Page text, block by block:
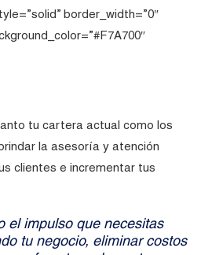
border_width=”0″
tu cartera actual como los
la asesoría y atención
clientes e incrementar tus
el impulso que necesitas
tu negocio, eliminar costos